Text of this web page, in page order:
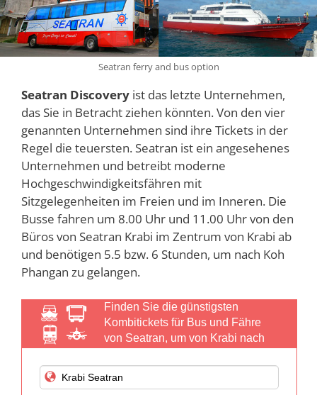
Seatran ferry and bus option
Seatran Discovery ist das letzte Unternehmen,
das Sie in Betracht ziehen könnten. Von den vier
genannten Unternehmen sind ihre Tickets in der
Regel die teuersten. Seatran ist ein angesehenes
Unternehmen und betreibt moderne
Hochgeschwindigkeitsfähren mit
Sitzgelegenheiten im Freien und im Inneren. Die
Busse fahren um 8.00 Uhr und 11.00 Uhr von den
Büros von Seatran Krabi im Zentrum von Krabi ab
und benötigen 5.5 bzw. 6 Stunden, um nach Koh
Phangan zu gelangen.
Finden Sie die günstigsten
Kombitickets für Bus und Fähre
von Seatran, um von Krabi nach